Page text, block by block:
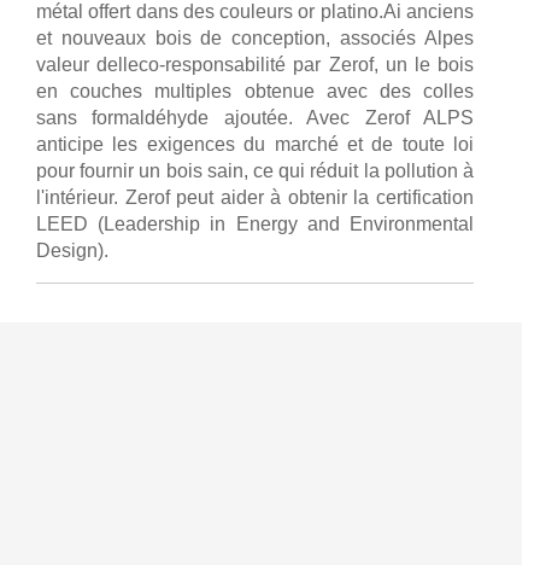
métal offert dans des couleurs or platino.Ai anciens
et nouveaux bois de conception, associés Alpes
valeur delleco-responsabilité par Zerof, un le bois
en couches multiples obtenue avec des colles
sans formaldéhyde ajoutée. Avec Zerof ALPS
anticipe les exigences du marché et de toute loi
pour fournir un bois sain, ce qui réduit la pollution à
l'intérieur. Zerof peut aider à obtenir la certification
LEED (Leadership in Energy and Environmental
Design).